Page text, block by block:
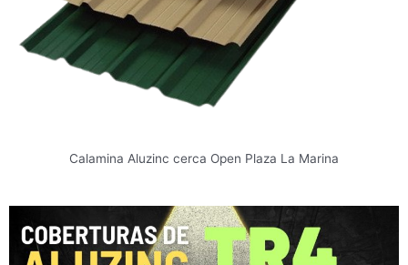
Calamina Aluzinc cerca Open Plaza La Marina